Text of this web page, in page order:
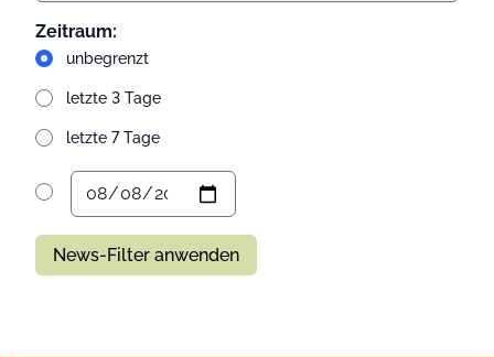
Zeitraum:
unbegrenzt
letzte 3 Tage
letzte 7 Tage
News-Filter anwenden